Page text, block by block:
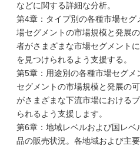
などに関する詳細な分析。
第4章：タイプ別の各種市場セ
場セグメントの市場規模と発展
者がさまざまな市場セグメント
を見つけられるよう支援する。
第5章：用途別の各種市場セグ
セグメントの市場規模と発展の
がさまざまな下流市場における
られるよう支援します。
第6章：地域レベルおよび国レベ
品の販売状況。各地域および主